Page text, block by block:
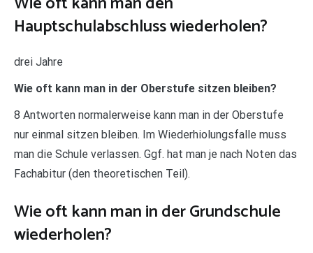
Hauptschulabschluss wiederholen?
drei Jahre
Wie oft kann man in der Oberstufe sitzen bleiben?
8 Antworten normalerweise kann man in der Oberstufe
nur einmal sitzen bleiben. Im Wiederhiolungsfalle muss
man die Schule verlassen. Ggf. hat man je nach Noten das
Fachabitur (den theoretischen Teil).
Wie oft kann man in der Grundschule
wiederholen?